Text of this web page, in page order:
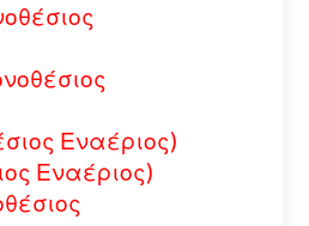
Εναέριος)
Εναέριος)